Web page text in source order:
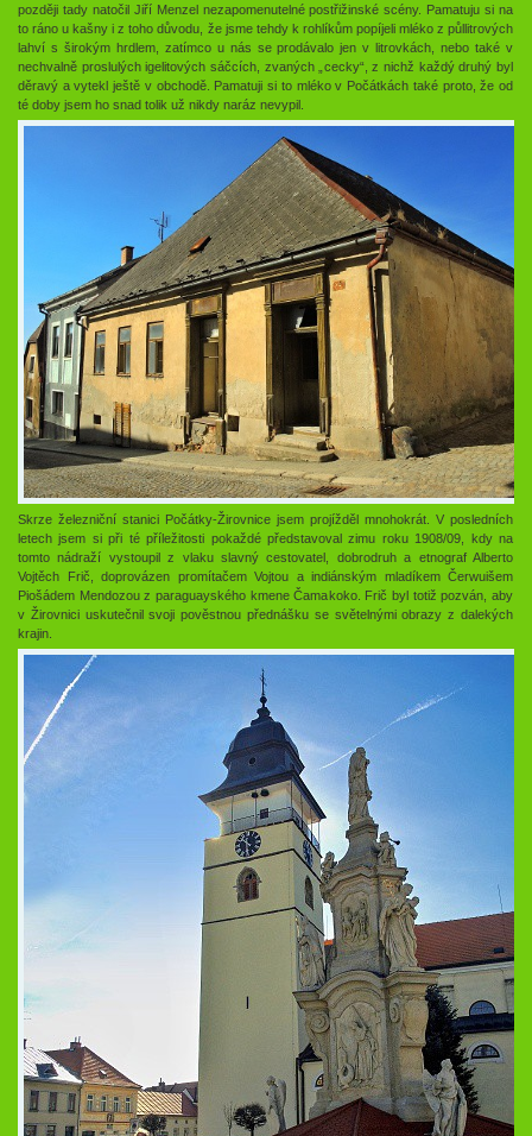
později tady natočil Jiří Menzel nezapomenutelné postřižinské scény. Pamatuju si na
to ráno u kašny i z toho důvodu, že jsme tehdy k rohlíkům popíjeli mléko z půllitrových
lahví s širokým hrdlem, zatímco u nás se prodávalo jen v litrovkách, nebo také v
nechvalně proslulých igelitových sáčcích, zvaných „cecky“, z nichž každý druhý byl
děravý a vytekl ještě v obchodě. Pamatuji si to mléko v Počátkách také proto, že od
té doby jsem ho snad tolik už nikdy naráz nevypil.
Skrze železniční stanici Počátky-Žirovnice jsem projížděl mnohokrát. V posledních
letech jsem si při té příležitosti pokaždé představoval zimu roku 1908/09, kdy na
tomto nádraží vystoupil z vlaku slavný cestovatel, dobrodruh a etnograf Alberto
Vojtěch Frič, doprovázen promítačem Vojtou a indiánským mladíkem Čerwuišem
Piošádem Mendozou z paraguayského kmene Čamakoko. Frič byl totiž pozván, aby
v Žirovnici uskutečnil svoji pověstnou přednášku se světelnými obrazy z dalekých
krajin.